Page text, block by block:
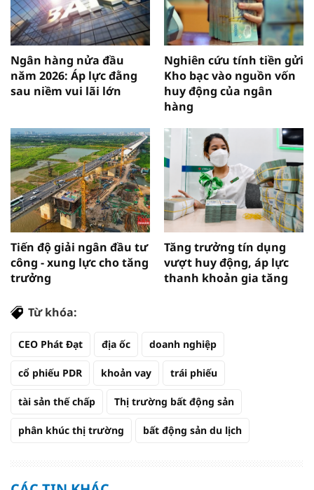
Ngân hàng nửa đầu
năm 2026: Áp lực đằng
sau niềm vui lãi lớn
Nghiên cứu tính tiền gửi
Kho bạc vào nguồn vốn
huy động của ngân
hàng
Tiến độ giải ngân đầu tư
công - xung lực cho tăng
trưởng
Tăng trưởng tín dụng
vượt huy động, áp lực
thanh khoản gia tăng
Từ khóa:
CEO Phát Đạt địa ốc doanh nghiệp
cổ phiếu PDR khoản vay trái phiếu
tài sản thế chấp Thị trường bất động sản
phân khúc thị trường bất động sản du lịch